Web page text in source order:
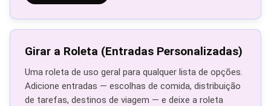
Girar a Roleta (Entradas Personalizadas)
Uma roleta de uso geral para qualquer lista de opções.
Adicione entradas — escolhas de comida, distribuição
de tarefas, destinos de viagem — e deixe a roleta